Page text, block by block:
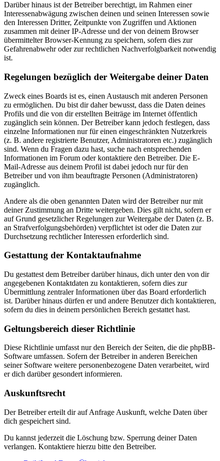
Darüber hinaus ist der Betreiber berechtigt, im Rahmen einer
Interessenabwägung zwischen deinen und seinen Interessen sowie
den Interessen Dritter, Zeitpunkte von Zugriffen und Aktionen
zusammen mit deiner IP-Adresse und der von deinem Browser
übermittelter Browser-Kennung zu speichern, sofern dies zur
Gefahrenabwehr oder zur rechtlichen Nachverfolgbarkeit notwendig
ist.
Regelungen bezüglich der Weitergabe deiner Daten
Zweck eines Boards ist es, einen Austausch mit anderen Personen
zu ermöglichen. Du bist dir daher bewusst, dass die Daten deines
Profils und die von dir erstellten Beiträge im Internet öffentlich
zugänglich sein können. Der Betreiber kann jedoch festlegen, dass
einzelne Informationen nur für einen eingeschränkten Nutzerkreis
(z. B. andere registrierte Benutzer, Administratoren etc.) zugänglich
sind. Wenn du Fragen dazu hast, suche nach entsprechenden
Informationen im Forum oder kontaktiere den Betreiber. Die E-
Mail-Adresse aus deinem Profil ist dabei jedoch nur für den
Betreiber und von ihm beauftragte Personen (Administratoren)
zugänglich.
Andere als die oben genannten Daten wird der Betreiber nur mit
deiner Zustimmung an Dritte weitergeben. Dies gilt nicht, sofern er
auf Grund gesetzlicher Regelungen zur Weitergabe der Daten (z. B.
an Strafverfolgungsbehörden) verpflichtet ist oder die Daten zur
Durchsetzung rechtlicher Interessen erforderlich sind.
Gestattung der Kontaktaufnahme
Du gestattest dem Betreiber darüber hinaus, dich unter den von dir
angegebenen Kontaktdaten zu kontaktieren, sofern dies zur
Übermittlung zentraler Informationen über das Board erforderlich
ist. Darüber hinaus dürfen er und andere Benutzer dich kontaktieren,
sofern du dies in deinem persönlichen Bereich gestattet hast.
Geltungsbereich dieser Richtlinie
Diese Richtlinie umfasst nur den Bereich der Seiten, die die phpBB-
Software umfassen. Sofern der Betreiber in anderen Bereichen
seiner Software weitere personenbezogene Daten verarbeitet, wird
er dich darüber gesondert informieren.
Auskunftsrecht
Der Betreiber erteilt dir auf Anfrage Auskunft, welche Daten über
dich gespeichert sind.
Du kannst jederzeit die Löschung bzw. Sperrung deiner Daten
verlangen. Kontaktiere hierzu bitte den Betreiber.